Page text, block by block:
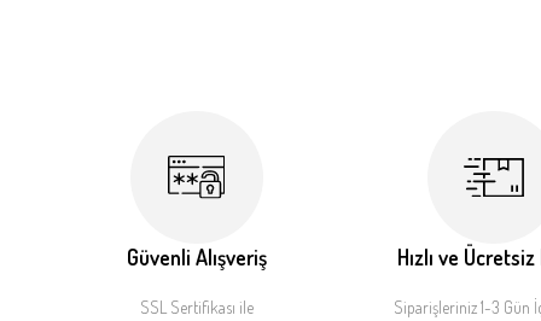
Güvenli Alışveriş
SSL Sertifikası ile
Hızlı ve
Siparişleriniz 1-3 Gün